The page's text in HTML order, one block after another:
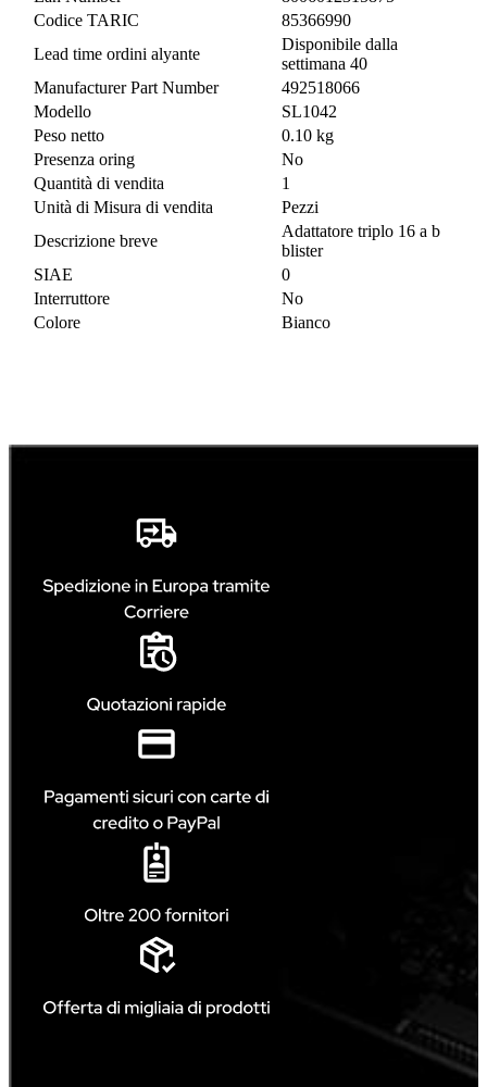
Codice TARIC
85366990
Lead time ordini alyante
Disponibile dalla
settimana 40
Manufacturer Part Number
492518066
Modello
SL1042
Peso netto
0.10 kg
Presenza oring
No
Quantità di vendita
1
Unità di Misura di vendita
Pezzi
Descrizione breve
Adattatore triplo 16 a b
blister
SIAE
0
Interruttore
No
Colore
Bianco